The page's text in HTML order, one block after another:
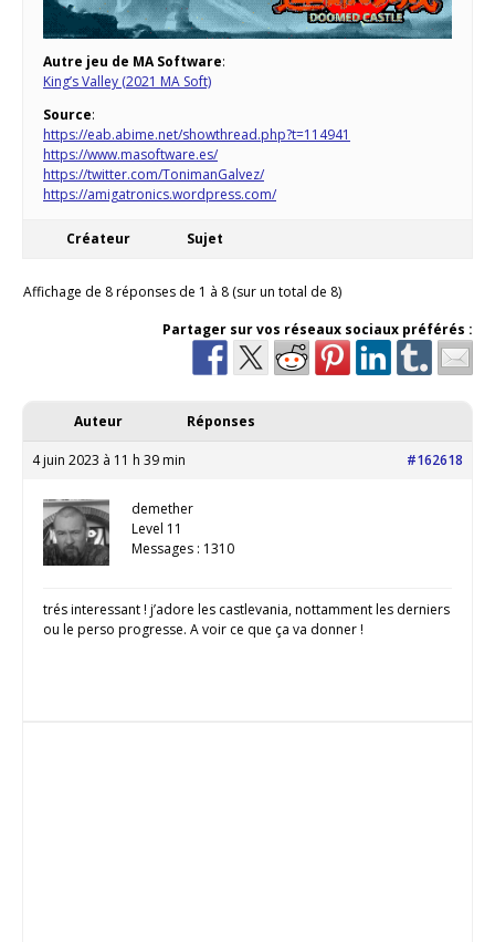
Autre jeu de MA Software:
King’s Valley (2021 MA Soft)
Source:
https://eab.abime.net/showthread.php?t=114941
https://www.masoftware.es/
https://twitter.com/TonimanGalvez/
https://amigatronics.wordpress.com/
Créateur Sujet
Affichage de 8 réponses de 1 à 8 (sur un total de 8)
Partager sur vos réseaux sociaux préférés :
Auteur Réponses
4 juin 2023 à 11 h 39 min #162618
demether
Level 11
Messages : 1310
trés interessant ! j’adore les castlevania, nottamment les derniers
ou le perso progresse. A voir ce que ça va donner !